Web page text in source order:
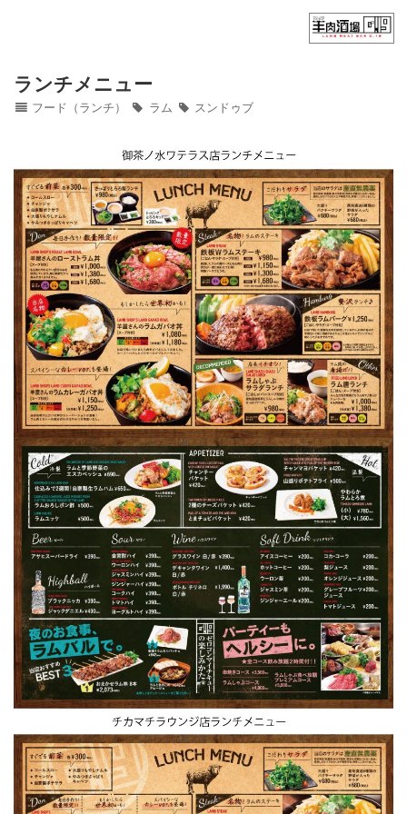
ドリンク
御茶ノ水ワテラス店
チカマチラウンジ店
お問い合わせ
NEWS
ランチメニュー
フード（ランチ） ラム スンドゥブ